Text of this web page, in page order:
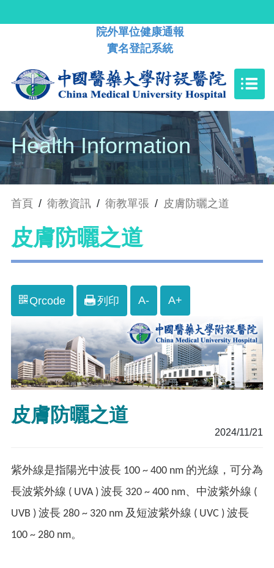
院外單位健康通報
實名登記系統
Health Information
首頁 / 衛教資訊 / 衛教單張 / 皮膚防曬之道
皮膚防曬之道
Qrcode 列印 A- A+
皮膚防曬之道
2024/11/21
紫外線是指陽光中波長 100 ~ 400 nm 的光線，可分為
長波紫外線 ( UVA ) 波長 320 ~ 400 nm、中波紫外線 (
UVB ) 波長 280 ~ 320 nm 及短波紫外線 ( UVC ) 波長
100 ~ 280 nm。